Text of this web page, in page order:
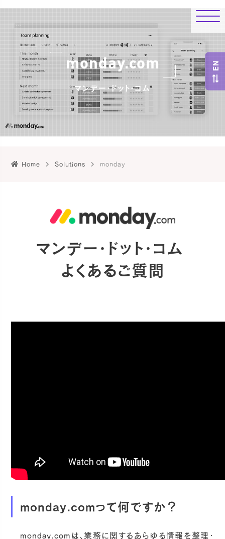
monday.com
マンデー・ドット・コム
Home Solutions monday
マンデー・ドット・コム
よくあるご質問
monday.comって何ですか？
monday.comは、業務に関するあらゆる情報を整理・
EN